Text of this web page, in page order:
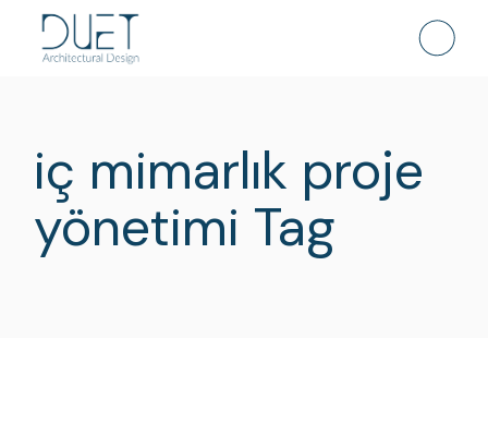
content
iç mimarlık proje
yönetimi Tag